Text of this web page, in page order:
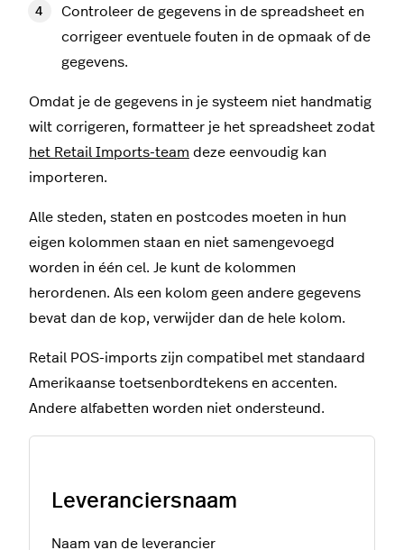
Controleer de gegevens in de spreadsheet en
corrigeer eventuele fouten in de opmaak of de
gegevens.
Omdat je de gegevens in je systeem niet handmatig
wilt corrigeren, formatteer je het spreadsheet zodat
het Retail Imports-team deze eenvoudig kan
importeren.
Alle steden, staten en postcodes moeten in hun
eigen kolommen staan en niet samengevoegd
worden in één cel. Je kunt de kolommen
herordenen. Als een kolom geen andere gegevens
bevat dan de kop, verwijder dan de hele kolom.
Retail POS-imports zijn compatibel met standaard
Amerikaanse toetsenbordtekens en accenten.
Andere alfabetten worden niet ondersteund.
Leveranciersnaam
Naam van de leverancier